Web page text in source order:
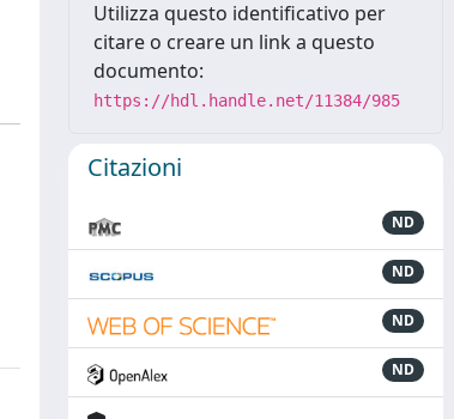
Utilizza questo identificativo per
citare o creare un link a questo
documento:
https://hdl.handle.net/11384/985
Citazioni
ND
ND
ND
ND